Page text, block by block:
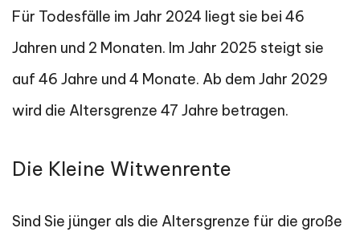
Für Todesfälle im Jahr 2024 liegt sie bei 46
Jahren und 2 Monaten. Im Jahr 2025 steigt sie
auf 46 Jahre und 4 Monate. Ab dem Jahr 2029
wird die Altersgrenze 47 Jahre betragen.
Die Kleine Witwenrente
Sind Sie jünger als die Altersgrenze für die große